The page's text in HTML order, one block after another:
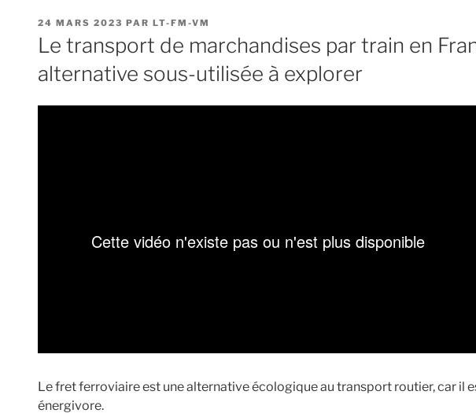
PUBLIÉ
LE
24 MARS 2023 PAR LT-FM-VM
Le transport de marchandises par train en
alternative sous-utilisée à explorer
Le fret ferroviaire est une alternative écologique au transport routier, car il
énergivore.